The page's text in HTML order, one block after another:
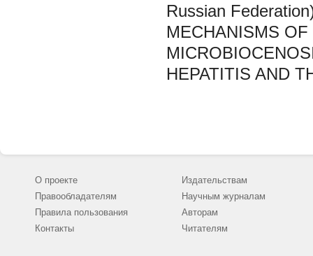
Russian
MECHANISMS
HEPATITIS AND
О проекте
Правообладателям
Правила пользования
Контакты
Издательствам
Научным журналам
Авторам
Читателям